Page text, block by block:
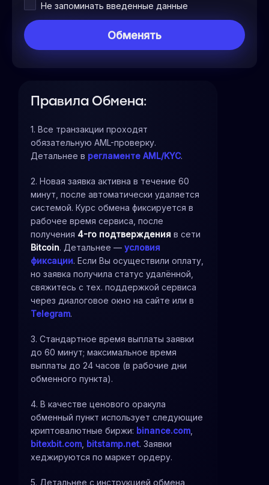
Не запоминать введенные данные
Правила Обмена:
1. Все транзакции проходят
обязательную AML-проверку.
Детальнее в регламенте AML/KYC.
2. Новая заявка активна в течение 60
минут, после автоматически удаляется
системой. Курс обмена фиксируется в
рабочее время сервиса, после
получения 4-го подтверждения в сети
Bitcoin. Детальнее — условия
фиксации. Если Вы осуществили оплату,
но заявка получила статус удалённой,
свяжитесь с тех. поддержкой сервиса
через диалоговое окно на сайте или в
Telegram.
3. Стандартное время выплаты заявки
до 60 минут; максимальное время
выплаты до 24 часов (в рабочие дни
обменного пункта).
4. В качестве ценового оракула
обменный пункт использует следующие
криптовалютные биржи: binance.com
bitexbit.com bitstamp.net. Заявки
хеджируются по маркет ордеру.
5. Детальнее с инструкцией обмена